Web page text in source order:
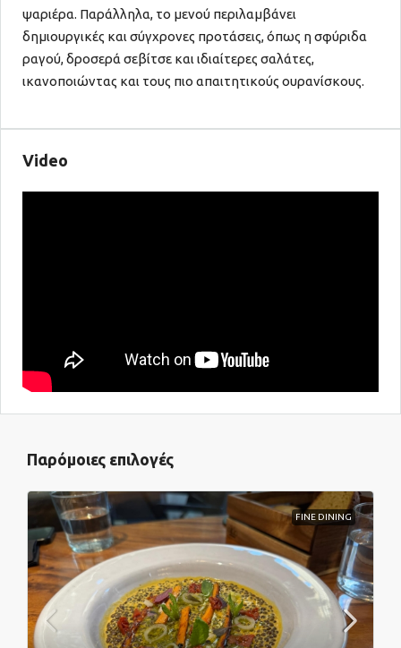
ψαριέρα. Παράλληλα, το μενού περιλαμβάνει
δημιουργικές και σύγχρονες προτάσεις, όπως η σφύριδα
ραγού, δροσερά σεβίτσε και ιδιαίτερες σαλάτες,
ικανοποιώντας και τους πιο απαιτητικούς ουρανίσκους.
Video
Παρόμοιες επιλογές
FINE DINING